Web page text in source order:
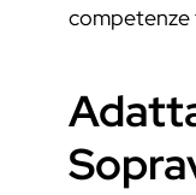
competenze